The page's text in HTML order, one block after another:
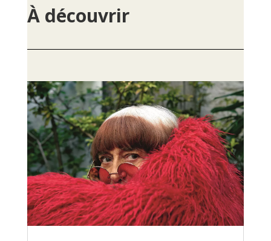
À découvrir